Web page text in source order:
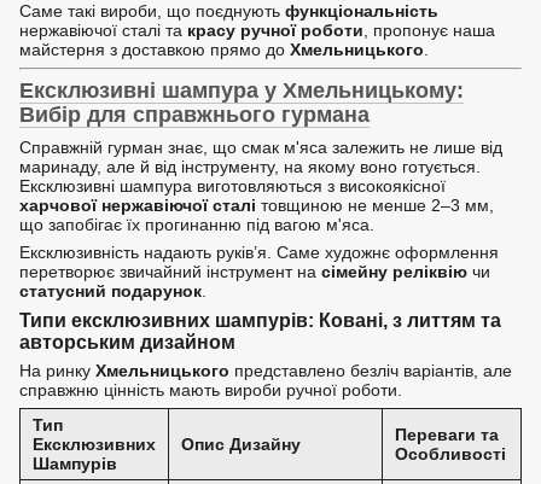
Саме такі вироби, що поєднують функціональність
нержавіючої сталі та красу ручної роботи, пропонує наша
майстерня з доставкою прямо до Хмельницького.
Ексклюзивні шампура у Хмельницькому:
Вибір для справжнього гурмана
Справжній гурман знає, що смак м'яса залежить не лише від
маринаду, але й від інструменту, на якому воно готується.
Ексклюзивні шампура виготовляються з високоякісної
харчової нержавіючої сталі товщиною не менше 2–3 мм,
що запобігає їх прогинанню під вагою м'яса.
Ексклюзивність надають руків’я. Саме художнє оформлення
перетворює звичайний інструмент на сімейну реліквію чи
статусний подарунок
Типи ексклюзивних шампурів: Ковані, з литтям та
авторським дизайном
На ринку Хмельницького представлено безліч варіантів, але
справжню цінність мають вироби ручної роботи.
Тип
Ексклюзивних
Шампурів
Опис Дизайну
Переваги та
Особливості